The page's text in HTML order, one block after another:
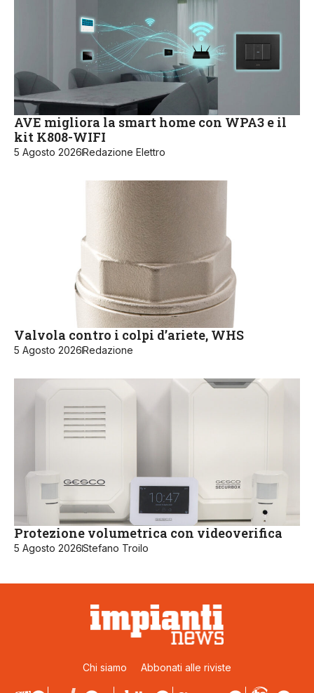
AVE migliora la smart home con WPA3 e il
kit K808-WIFI
5 Agosto 2026 Redazione Elettro
Valvola contro i colpi d’ariete, WHS
5 Agosto 2026 Redazione
Protezione volumetrica con videoverifica
5 Agosto 2026Stefano Troilo
Chi siamo Abbonati alle riviste